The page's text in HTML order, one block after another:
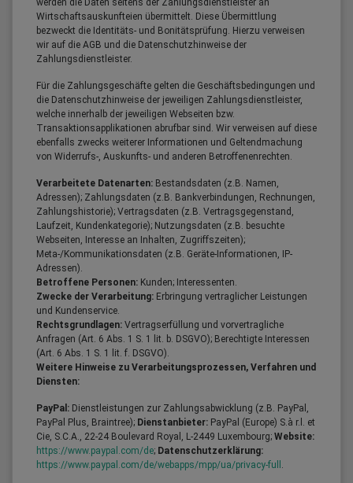
werden die Daten seitens der Zahlungsdienstleister an
Wirtschaftsauskunfteien übermittelt. Diese Übermittlung
bezweckt die Identitäts- und Bonitätsprüfung. Hierzu verweisen
wir auf die AGB und die Datenschutzhinweise der
Zahlungsdienstleister.
Für die Zahlungsgeschäfte gelten die Geschäftsbedingungen und
die Datenschutzhinweise der jeweiligen Zahlungsdienstleister,
welche innerhalb der jeweiligen Webseiten bzw.
Transaktionsapplikationen abrufbar sind. Wir verweisen auf diese
ebenfalls zwecks weiterer Informationen und Geltendmachung
von Widerrufs-, Auskunfts- und anderen Betroffenenrechten.
Verarbeitete Datenarten: Bestandsdaten (z.B. Namen,
Adressen); Zahlungsdaten (z.B. Bankverbindungen, Rechnungen,
Zahlungshistorie); Vertragsdaten (z.B. Vertragsgegenstand,
Laufzeit, Kundenkategorie); Nutzungsdaten (z.B. besuchte
Webseiten, Interesse an Inhalten, Zugriffszeiten);
Meta-/Kommunikationsdaten (z.B. Geräte-Informationen, IP-
Adressen).
Betroffene Personen: Kunden; Interessenten.
Zwecke der Verarbeitung: Erbringung vertraglicher Leistungen
und Kundenservice.
Rechtsgrundlagen: Vertragserfüllung und vorvertragliche
Anfragen (Art. 6 Abs. 1 S. 1 lit. b. DSGVO); Berechtigte Interessen
(Art. 6 Abs. 1 S. 1 lit. f. DSGVO).
Weitere Hinweise zu Verarbeitungsprozessen, Verfahren und
Diensten:
PayPal: Dienstleistungen zur Zahlungsabwicklung (z.B. PayPal,
PayPal Plus, Braintree); Dienstanbieter: PayPal (Europe) S.à r.l. et
Cie, S.C.A., 22-24 Boulevard Royal, L-2449 Luxembourg; Website:
https://www.paypal.com/de; Datenschutzerklärung:
https://www.paypal.com/de/webapps/mpp/ua/privacy-full .